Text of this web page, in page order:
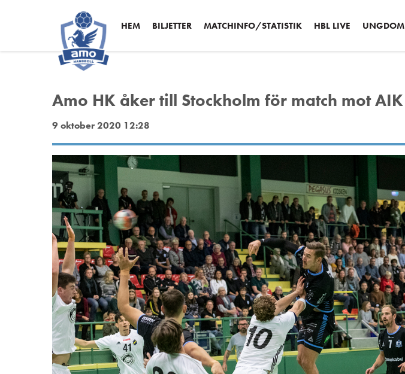
HEM BILJETTER MATCHINFO/STATISTIK HBL LIVE UNGDOM
Amo HK åker till Stockholm för match mot AIK
9 oktober 2020 12:28